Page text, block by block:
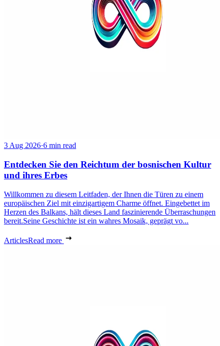
3 Aug 2026·6 min read
Entdecken Sie den Reichtum der bosnischen Kultur
und ihres Erbes
Willkommen zu diesem Leitfaden, der Ihnen die Türen zu einem
europäischen Ziel mit einzigartigem Charme öffnet. Eingebettet im
Herzen des Balkans, hält dieses Land faszinierende Überraschungen
bereit.Seine Geschichte ist ein wahres Mosaik, geprägt vo...
ArticlesRead more